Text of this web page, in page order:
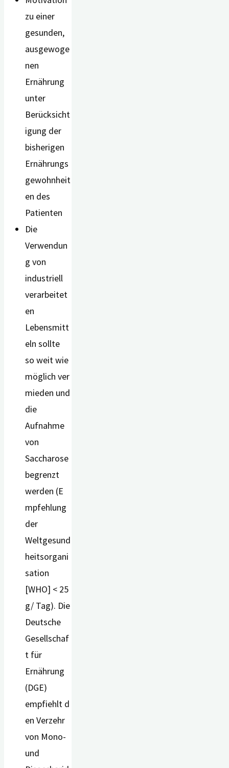
zu einer
gesunden,
ausgewoge
nen
Ernährung
unter
Berücksicht
igung der
bisherigen
Ernährungs
gewohnheit
en des
Patienten
Die
Verwendun
g von
industriell
verarbeitet
en
Lebensmitt
eln sollte
so weit wie
möglich ver
mieden und
die
Aufnahme
von
Saccharose
begrenzt
werden (E
mpfehlung
der
Weltgesund
heitsorgani
sation
[WHO] < 25
g/ Tag). Die
Deutsche
Gesellschaf
t für
Ernährung
(DGE)
empfiehlt d
en Verzehr
von Mono-
und